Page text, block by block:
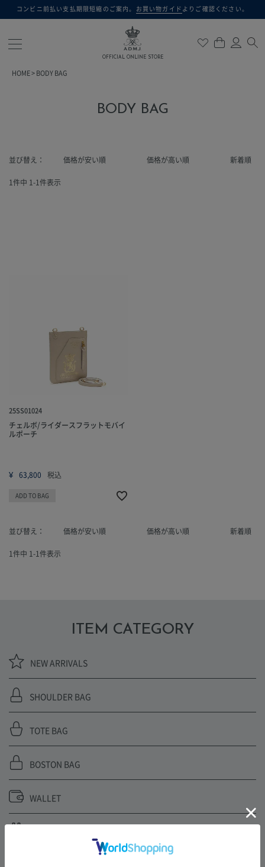
コンビニ前払い支払期限短縮のご案内。 お買い物ガイド よりご確認ください。
OFFICIAL ONLINE STORE
検索
HOME BODY BAG
BODY BAG
並び替え 価格が安い順 価格が高い順 新着順
1件中 1-1件表示
25SS01024
チェルボ/ライダースフラットモバイ
ルポーチ
¥ 63,800 税込
ADD TO BAG
並び替え 価格が安い順 価格が高い順 新着順
1件中 1-1件表示
ITEM CATEGORY
NEW ARRIVALS
SHOULDER BAG
TOTE BAG
BOSTON BAG
WALLET